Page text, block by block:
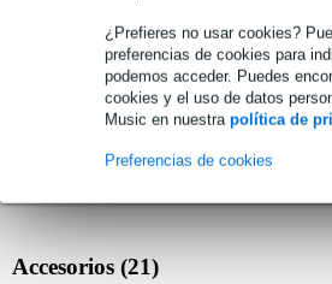
¿Prefieres no usar cookies?
preferencias de cookies para
podemos acceder. Puedes
cookies y el uso de datos
Music en nuestra política de
Preferencias de cookies
Accesorios (21)